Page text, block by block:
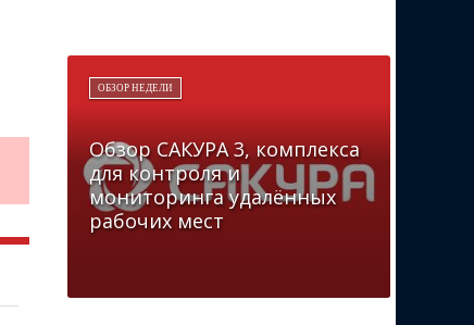
ОБЗОР НЕДЕЛИ
Обзор САКУРА 3, комплекса
для контроля и
мониторинга удалённых
рабочих мест